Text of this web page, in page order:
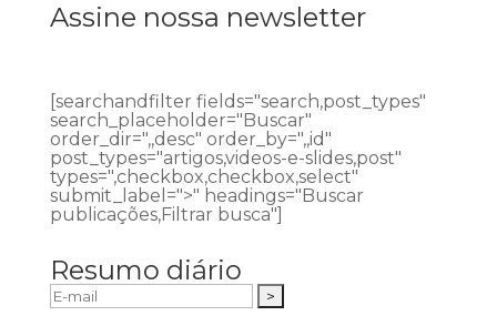
Assine nossa newsletter
[searchandfilter fields="search,post_types"
search_placeholder="Buscar"
order_dir=",,desc" order_by=",,id"
post_types="artigos,videos-e-slides,post"
types=",checkbox,checkbox,select"
submit_label=">" headings="Buscar
publicações,Filtrar busca"]
Resumo diário